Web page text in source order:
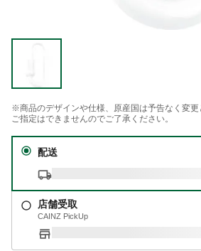
※商品のデザインや仕様、原産国は予告なく変更
ご指定はできませんのでご了承ください。
配送
店舗受取
CAINZ PickUp